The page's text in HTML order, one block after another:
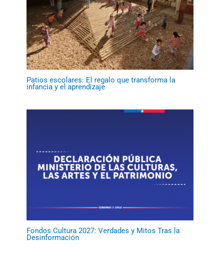
Patios escolares: El regalo que transforma la
infancia y el aprendizaje
Fondos Cultura 2027: Verdades y Mitos Tras la
Desinformación